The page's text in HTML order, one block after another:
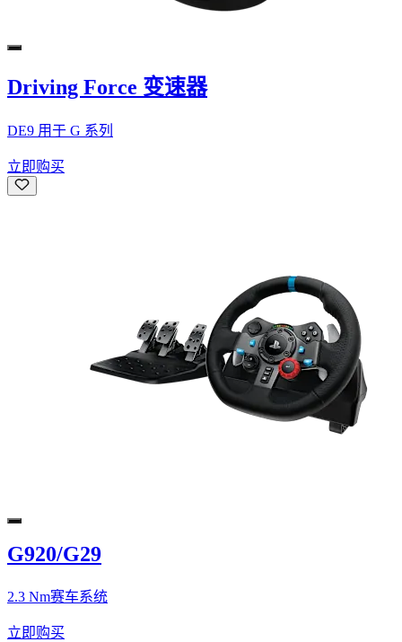
Driving Force 变速器
DE9 用于 G 系列
立即购买
G920/G29
2.3 Nm赛车系统
立即购买